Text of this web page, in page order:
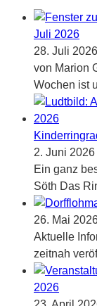
Juli 2026
28. Juli 2026
von Marion
Wochen ist
2. Juni 2026
Ein ganz
Söth Das
26. Mai
Aktuelle
zeitnah
2026